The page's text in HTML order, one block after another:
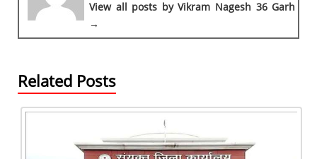
o
o
p
p
m g
er
s
View all posts by Vikram Nagesh 36 Garh
→
Related Posts